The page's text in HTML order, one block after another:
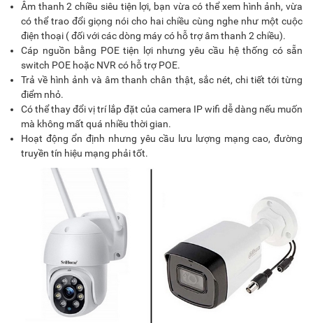
Âm thanh 2 chiều siêu tiện lợi, bạn vừa có thể xem hình ảnh, vừa
có thể trao đổi giọng nói cho hai chiều cùng nghe như một cuộc
điện thoại ( đối với các dòng máy có hỗ trợ âm thanh 2 chiều).
Cáp nguồn bằng POE tiện lợi nhưng yêu cầu hệ thống có sẵn
switch POE hoặc NVR có hỗ trợ POE.
Trả về hình ảnh và âm thanh chân thật, sắc nét, chi tiết tới từng
điểm nhỏ.
Có thể thay đổi vị trí lắp đặt của camera IP wifi dễ dàng nếu muốn
mà không mất quá nhiều thời gian.
Hoạt động ổn định nhưng yêu cầu lưu lượng mạng cao, đường
truyền tín hiệu mạng phải tốt.